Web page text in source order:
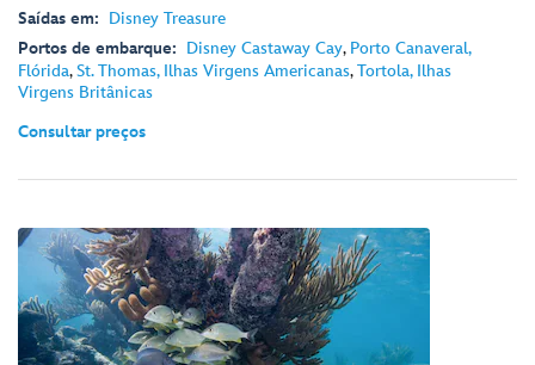
Saídas em: Disney Treasure
Portos de embarque: Disney Castaway Cay, Porto Canaveral,
Flórida,St. Thomas, Ilhas Virgens Americanas,Tortola, Ilhas
Virgens Britânicas
Consultar preços